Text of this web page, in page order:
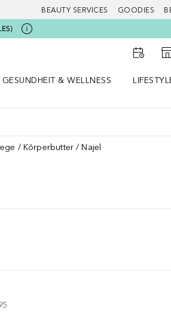
BEAUTY SERVICES GOODIES
GESUNDHEIT & WELLNESS
Körperbutter Najel